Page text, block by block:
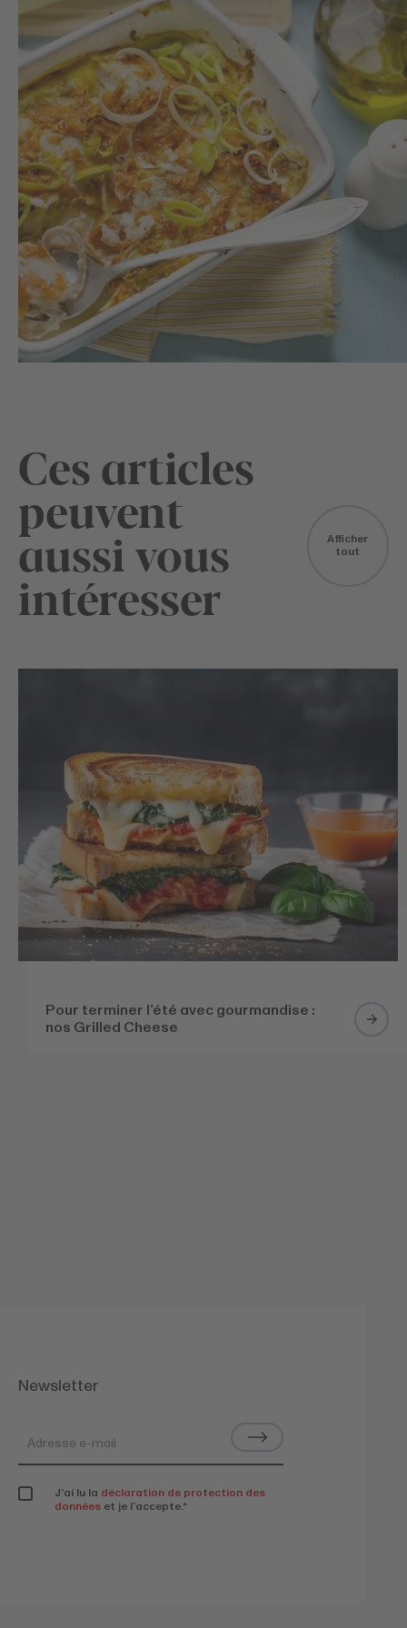
Ces articles
peuvent
aussi vous
intéresser
Afficher
tout
Pour terminer l’été avec gourmandise :
nos Grilled Cheese
Newsletter
J’ai lu la déclaration de protection des
données et je l’accepte.*